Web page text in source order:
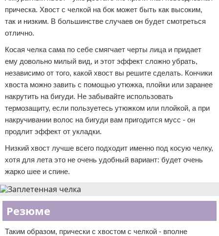
прическа. Хвост с челкой на бок может быть как высоким,
так и низким. В большинстве случаев он будет смотреться
отлично.
Косая челка сама по себе смягчает черты лица и придает
ему довольно милый вид, и этот эффект сложно убрать,
независимо от того, какой хвост вы решите сделать. Кончики
хвоста можно завить с помощью утюжка, плойки или заранее
накрутить на бигуди. Не забывайте использовать
термозащиту, если пользуетесь утюжком или плойкой, а при
накручивании волос на бигуди вам пригодится мусс - он
продлит эффект от укладки.
Низкий хвост лучше всего подходит именно под косую челку,
хотя для лета это не очень удобный вариант: будет очень
жарко шее и спине.
Резюме
Таким образом, прически с хвостом с челкой - вполне